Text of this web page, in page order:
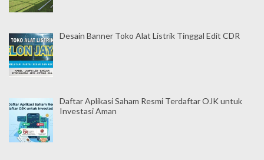
Desain Banner Toko Alat Listrik Tinggal Edit CDR
Daftar Aplikasi Saham Resmi Terdaftar OJK untuk
Investasi Aman